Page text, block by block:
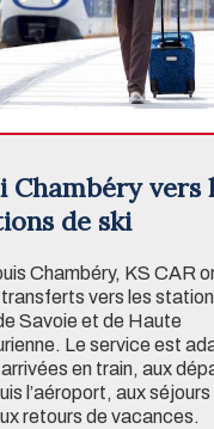
Chambéry vers
de ski
Chambéry, KS CAR
vers les
Savoie et de Haute
Le service est
en train, aux
l’aéroport, aux séjours
retours de vacances.